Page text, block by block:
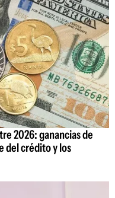
2026: ganancias de
del crédito y los